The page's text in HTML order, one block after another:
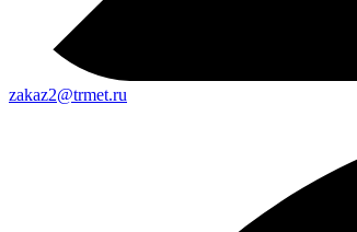
zakaz2@trmet.ru